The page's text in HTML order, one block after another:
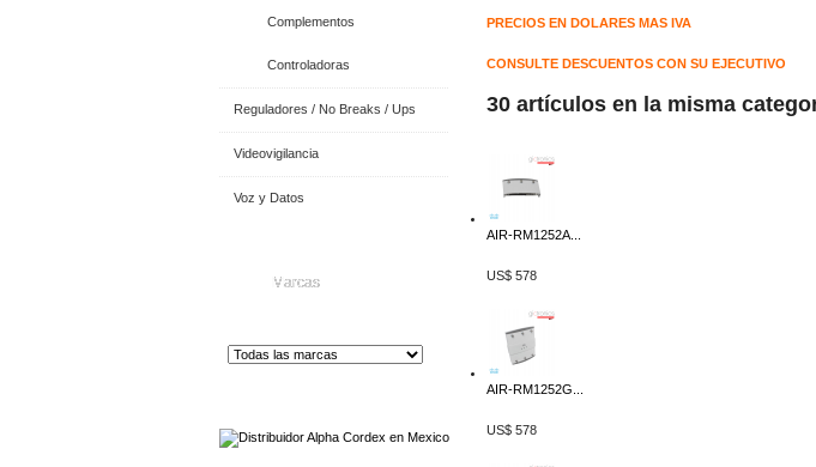
Complementos
Controladoras
Reguladores / No Breaks / Ups
Videovigilancia
Voz y Datos
Marcas
PRECIOS EN DOLARES MAS IVA
CONSULTE DESCUENTOS CON SU EJECUTIVO
30 artículos en la misma
AIR-RM1252A...
US$ 578
AIR-RM1252G...
US$ 578